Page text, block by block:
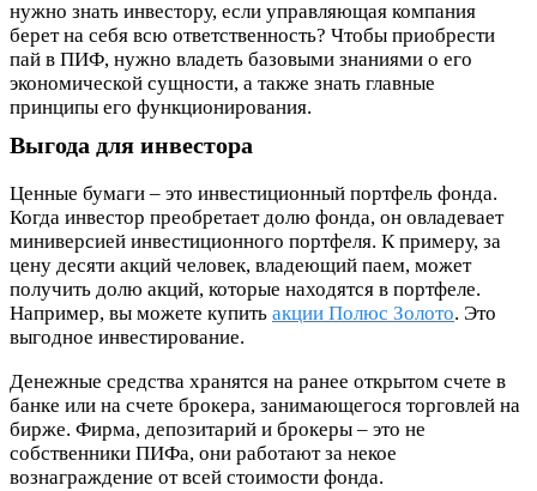
нужно знать инвестору, если управляющая компания
берет на себя всю ответственность? Чтобы приобрести
пай в ПИФ, нужно владеть базовыми знаниями о его
экономической сущности, а также знать главные
принципы его функционирования.
Выгода для инвестора
Ценные бумаги – это инвестиционный портфель фонда.
Когда инвестор преобретает долю фонда, он овладевает
миниверсией инвестиционного портфеля. К примеру, за
цену десяти акций человек, владеющий паем, может
получить долю акций, которые находятся в портфеле.
Например, вы можете купить акции Полюс Золото. Это
выгодное инвестирование.
Денежные средства хранятся на ранее открытом счете в
банке или на счете брокера, занимающегося торговлей на
бирже. Фирма, депозитарий и брокеры – это не
собственники ПИФа, они работают за некое
вознаграждение от всей стоимости фонда.